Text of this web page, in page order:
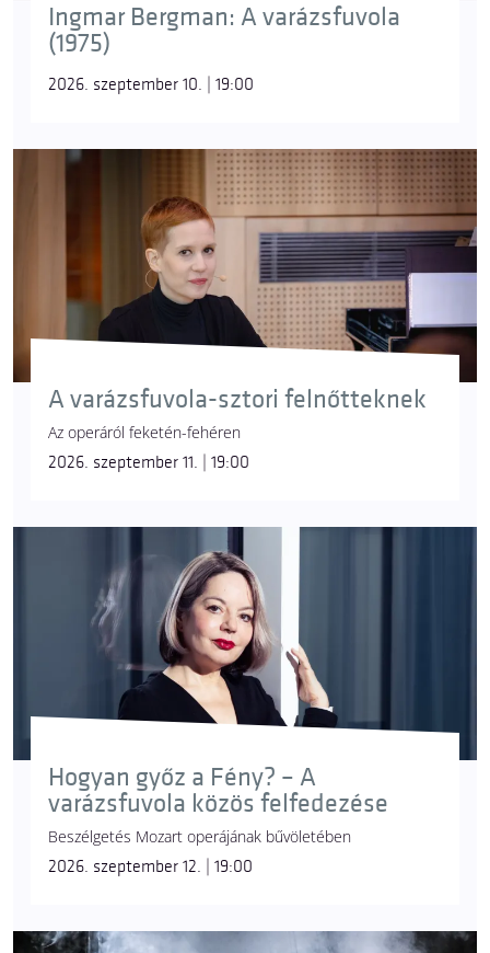
Ingmar Bergman: A varázsfuvola
(1975)
2026. szeptember 10. | 19:00
A varázsfuvola-sztori felnőtteknek
Az operáról feketén-fehéren
2026. szeptember 11. | 19:00
Hogyan győz a Fény? – A
varázsfuvola közös felfedezése
Beszélgetés Mozart operájának bűvöletében
2026. szeptember 12. | 19:00